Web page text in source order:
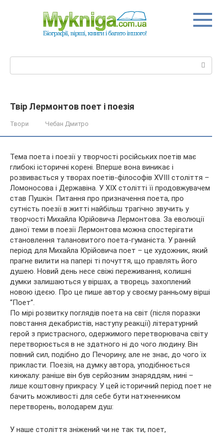
Твір Лермонтов поет і поезія
Твори Чебан Дмитро
Тема поета і поезії у творчості російських поетів має
глибокі історичні корені. Вперше вона виникає і
розвивається у творах поетів-філософів XVIII століття –
Ломоносова і Державіна. У XIX столітті її продовжувачем
став Пушкін. Питання про призначення поета, про
сутність поезії в житті найбільш трагічно звучить у
творчості Михайла Юрійовича Лермонтова. За еволюції
даної теми в поезії Лермонтова можна спостерігати
становлення талановитого поета-гуманіста. У ранній
період для Михайла Юрійовича поет – це художник, який
прагне вилити на папері ті почуття, що правлять його
душею. Новий день несе свіжі переживання, колишні
думки залишаються у віршах, а творець захоплений
новою ідеєю. Про це пише автор у своєму ранньому вірші
“Поет”.
По мірі розвитку поглядів поета на світ (після поразки
повстання декабристів, наступу реакції) літературний
герой з пристрасного, одержимого перетворювача світу
перетворюється в не здатного ні до чого людину. Він
повний сил, подібно до Печорину, але не знає, до чого їх
прикласти. Поезія, на думку автора, уподібнюється
кинжалу: раніше він був серйозним знаряддям, нині –
лише коштовну прикрасу. У цей історичний період поет не
бачить можливості для себе бути натхненником
перетворень, володарем душ:
У наше століття зніжений чи не так ти, поет,